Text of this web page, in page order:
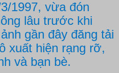
1997, vừa đón
lâu trước khi
gần đây đăng tải
xuất hiện rạng rỡ,
và bạn bè.